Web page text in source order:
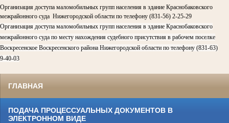
Организация доступа маломобильных групп населения в здание Краснобаковского
межрайонного суда Нижегородской области по телефону (831-56) 2-25-29
Организация доступа маломобильных групп населения в здание Краснобаковского
межрайонного суда по месту нахождения судебного присутствия в рабочем поселке
Воскресенское Воскресенского района Нижегородской области по телефону (831-63)
9-40-03
ГЛАВНАЯ
ПОДАЧА ПРОЦЕССУАЛЬНЫХ ДОКУМЕНТОВ В
ЭЛЕКТРОННОМ ВИДЕ